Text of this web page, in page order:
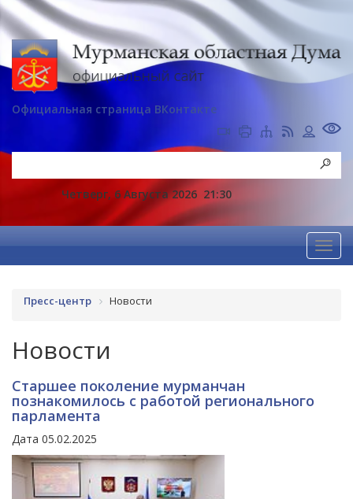
Официальная страница ВКонтакте
Четверг, 6 Августа 2026 21:30
Пресс-центр Новости
Новости
Старшее поколение мурманчан
познакомилось с работой регионального
парламента
Дата 05.02.2025